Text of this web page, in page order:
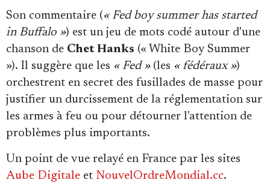
Son commentaire (« Fed boy summer has started
in Buffalo ») est un jeu de mots codé autour d'une
chanson de Chet Hanks (« White Boy Summer
»). Il suggère que les « Fed »(les « fédéraux »)
orchestrent en secret des fusillades de masse pour
justifier un durcissement de la réglementation sur
les armes à feu ou pour détourner l'attention de
problèmes plus importants.
Un point de vue relayé en France par les sites
Aube Digitale et NouvelOrdreMondial.cc.